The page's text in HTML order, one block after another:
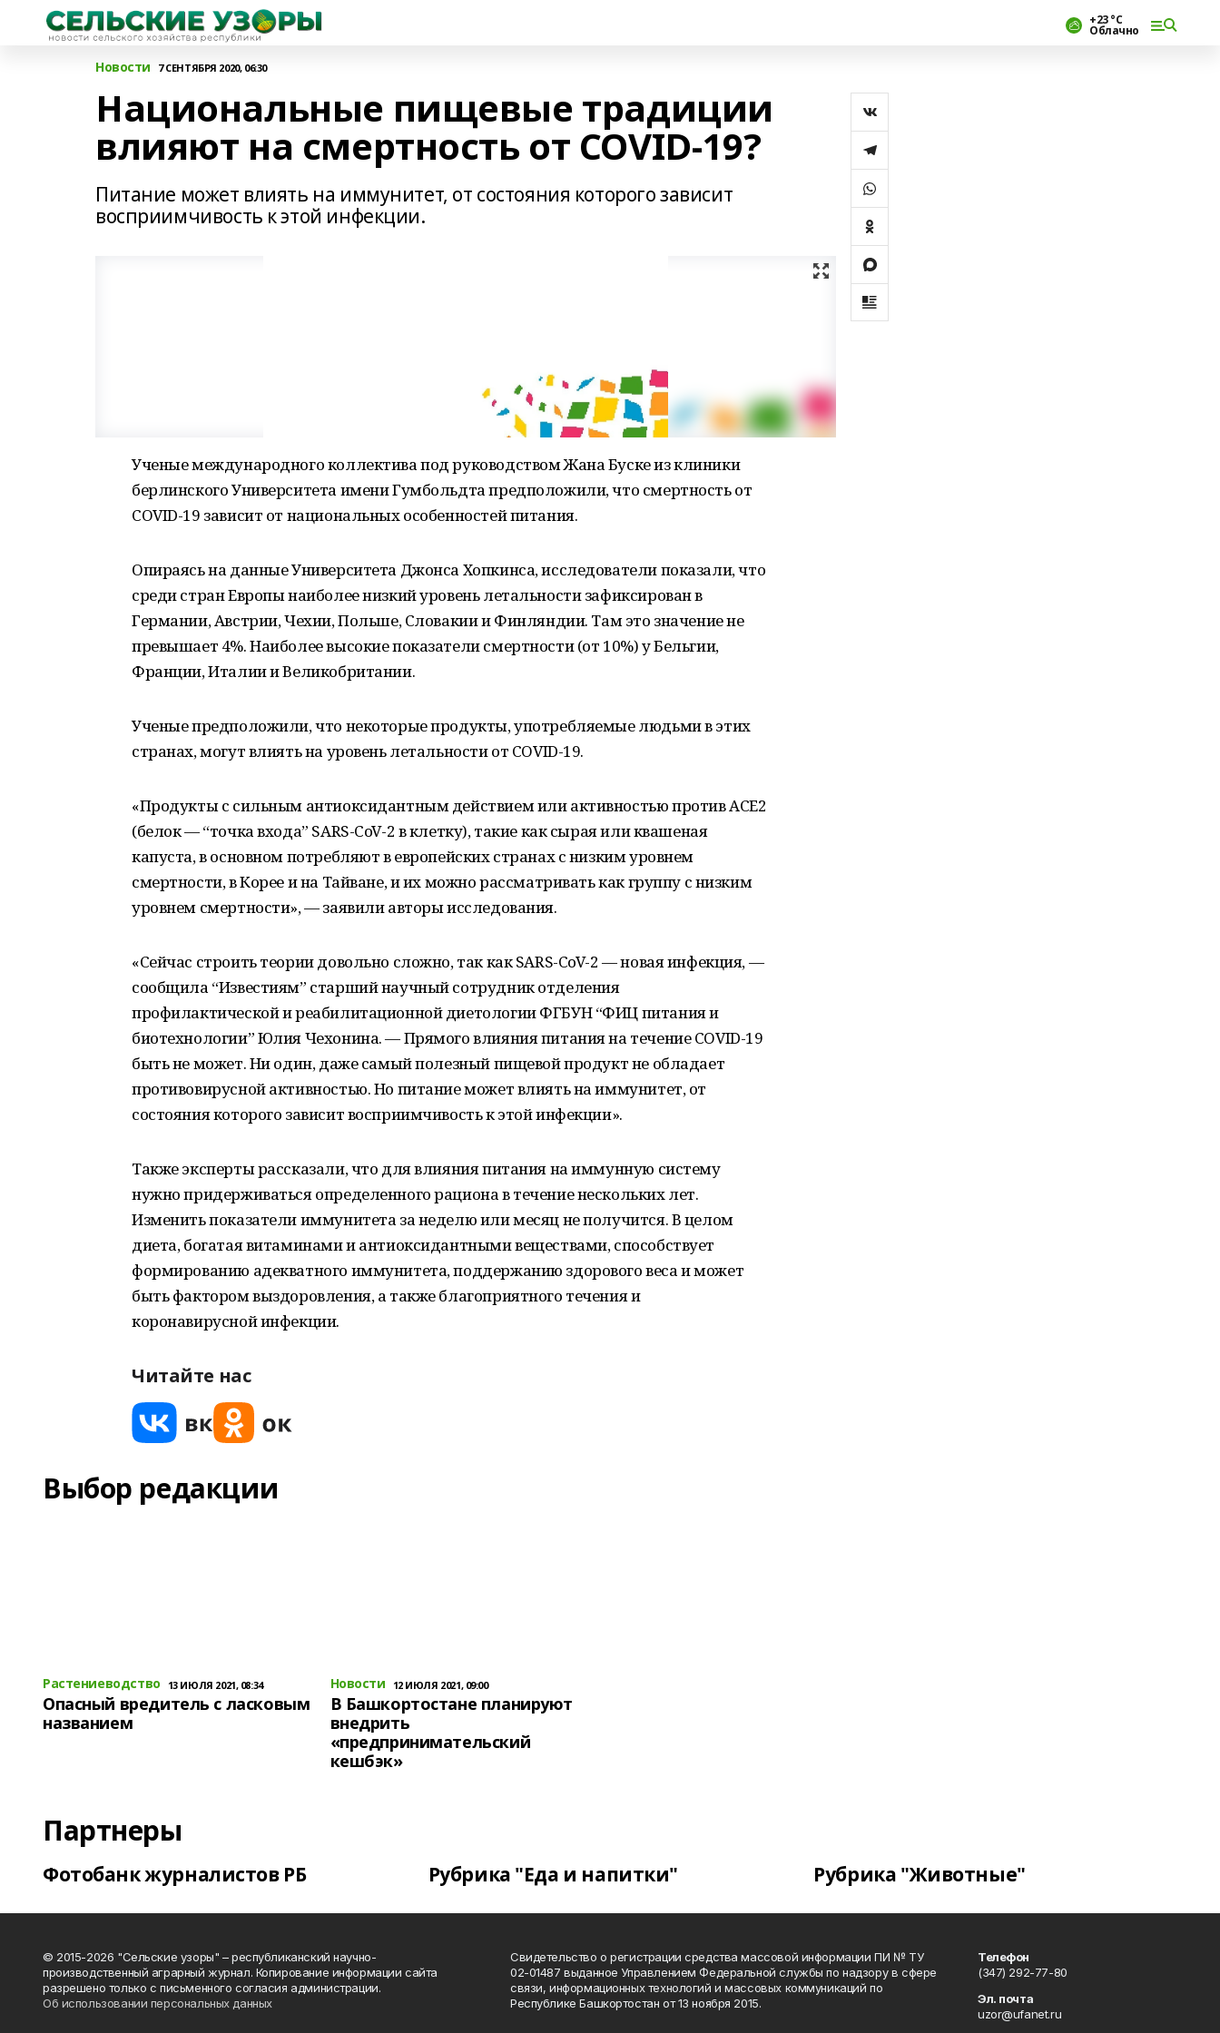
+23 °С
Облачно
Новости 7 СЕНТЯБРЯ 2020, 06:30
Национальные пищевые традиции
влияют на смертность от COVID-19?
Питание может влиять на иммунитет, от состояния которого зависит
восприимчивость к этой инфекции.
Ученые международного коллектива под руководством Жана Буске из клиники
берлинского Университета имени Гумбольдта предположили, что смертность от
COVID-19 зависит от национальных особенностей питания.
Опираясь на данные Университета Джонса Хопкинса, исследователи показали, что
среди стран Европы наиболее низкий уровень летальности зафиксирован в
Германии, Австрии, Чехии, Польше, Словакии и Финляндии. Там это значение не
превышает 4%. Наиболее высокие показатели смертности (от 10%) у Бельгии,
Франции, Италии и Великобритании.
Ученые предположили, что некоторые продукты, употребляемые людьми в этих
странах, могут влиять на уровень летальности от COVID-19.
«Продукты с сильным антиоксидантным действием или активностью против АСЕ2
(белок — “точка входа” SARS-CoV-2 в клетку), такие как сырая или квашеная
капуста, в основном потребляют в европейских странах с низким уровнем
смертности, в Корее и на Тайване, и их можно рассматривать как группу с низким
уровнем смертности», — заявили авторы исследования.
«Сейчас строить теории довольно сложно, так как SARS-CoV-2 — новая инфекция, —
сообщила “Известиям” старший научный сотрудник отделения
профилактической и реабилитационной диетологии ФГБУН “ФИЦ питания и
биотехнологии” Юлия Чехонина. — Прямого влияния питания на течение COVID-19
быть не может. Ни один, даже самый полезный пищевой продукт не обладает
противовирусной активностью. Но питание может влиять на иммунитет, от
состояния которого зависит восприимчивость к этой инфекции».
Также эксперты рассказали, что для влияния питания на иммунную систему
нужно придерживаться определенного рациона в течение нескольких лет.
Изменить показатели иммунитета за неделю или месяц не получится. В целом
диета, богатая витаминами и антиоксидантными веществами, способствует
формированию адекватного иммунитета, поддержанию здорового веса и может
быть фактором выздоровления, а также благоприятного течения и
коронавирусной инфекции.
Читайте нас
Выбор редакции
Растениеводство 13 ИЮЛЯ 2021, 08:34
Опасный вредитель с ласковым
названием
Новости 12 ИЮЛЯ 2021, 09:00
В Башкортостане планируют
внедрить
«предпринимательский
кешбэк»
Партнеры
Фотобанк журналистов РБ Рубрика "Еда и напитки" Рубрика "Животные"
© 2015-2026 "Сельские узоры" – республиканский научно-
производственный аграрный журнал. Копирование информации сайта
разрешено только с письменного согласия администрации.
Об использовании персональных данных
Свидетельство о регистрации средства массовой информации ПИ № ТУ
02-01487 выданное Управлением Федеральной службы по надзору в сфере
связи, информационных технологий и массовых коммуникаций по
Республике Башкортостан от 13 ноября 2015.
Телефон
(347) 292-77-80
Эл. почта
uzor@ufanet.ru